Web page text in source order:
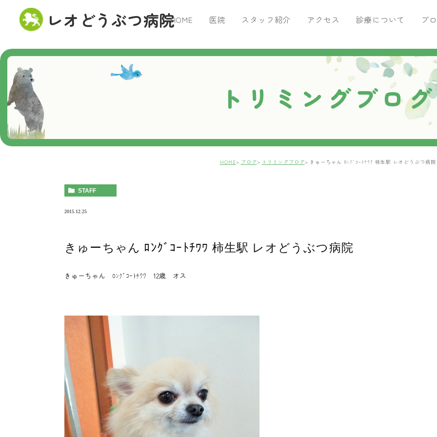
レオどうぶつ病院HOME 医院 スタッフ紹介 アクセス 診療について
がん専門治療
痛みの治療
ペットを飼ったら行うこと
トリミングサロン・ペットホ
ブ
ブログ
腫瘍科ブログ
トリミングブログ
HOME ブログ トリミングブログ きゅーちゃん ﾛﾝｸﾞｺｰﾄﾁﾜﾜ 柿生駅 レオどうぶつ病院
STAFF
2015.12.25
きゅーちゃん ﾛﾝｸﾞｺｰﾄﾁﾜﾜ 柿生駅 レオどうぶつ病院
きゅーちゃん ﾛﾝｸﾞｺｰﾄﾁﾜﾜ 12歳 オス